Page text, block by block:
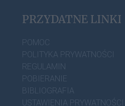
PRZYDATNE LINKI
POMOC
POLITYKA PRYWATNOŚCI
REGULAMIN
POBIERANIE
BIBLIOGRAFIA
USTAWIENIA PRYWATNOŚCI